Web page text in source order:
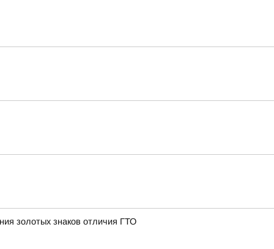
золотых знаков отличия ГТО